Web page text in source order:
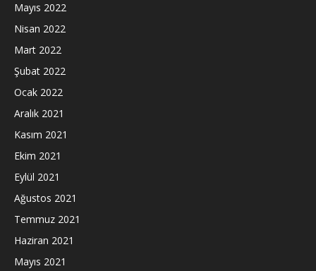
Mayıs 2022
Nisan 2022
Mart 2022
Şubat 2022
Ocak 2022
Aralık 2021
Kasım 2021
Ekim 2021
Eylül 2021
Ağustos 2021
Temmuz 2021
Haziran 2021
Mayıs 2021